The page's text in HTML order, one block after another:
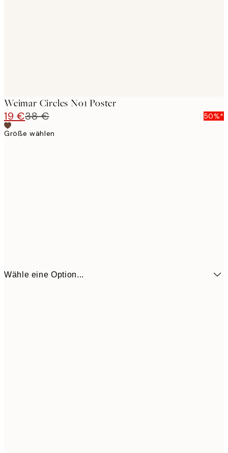
Weimar Circles No1 Poster
19 €38 €
50%*
Größe wählen
Wähle eine Option...